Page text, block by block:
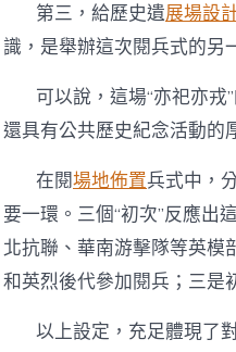
第三，給歷史遺展場設
識，是舉辦這次閱兵式的另
可以說，這場“亦祀亦
還具有公共歷史紀念活動的
在閱場地佈置兵式中，
要一環。三個“初次”反應出
北抗聯、華南游擊隊等英模
和英烈後代參加閱兵；三是
以上設定，充足體現了